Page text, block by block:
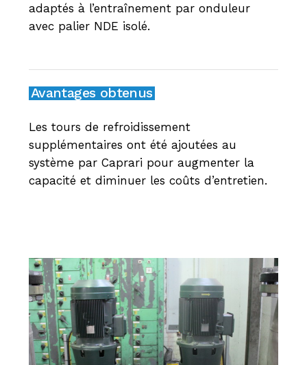
adaptés à l’entraînement par onduleur
avec palier NDE isolé.
Avantages obtenus
Les tours de refroidissement
supplémentaires ont été ajoutées au
système par Caprari pour augmenter la
capacité et diminuer les coûts d’entretien.